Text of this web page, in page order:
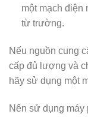
một mạch
từ trường.
Nếu nguồn cung
cấp đủ lượng và
hãy sử dụng một
Nên sử dụng máy